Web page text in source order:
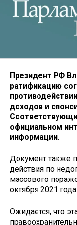
Президент РФ
ратификацию
доходов и
официальном
информации.
Документ также
действия по
массового
октября 2021 года.
Ожидается, что